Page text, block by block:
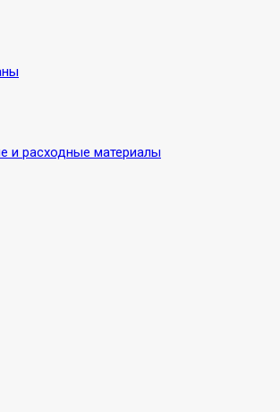
и расходные материалы